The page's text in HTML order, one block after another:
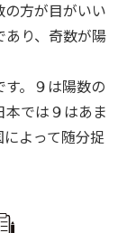
方が目がいい
あり、奇数が陽
。９は陽数の
では９はあま
よって随分捉